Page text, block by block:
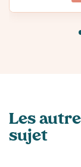
Les
sujet